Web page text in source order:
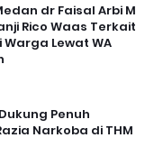
dr Faisal Arbi M
Rico Waas Terkait
Lewat WA
Penuh
Narkoba di THM